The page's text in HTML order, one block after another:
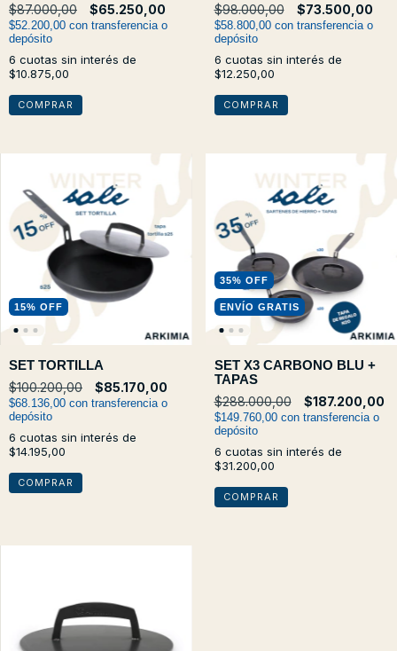
$87.000,00
$65.250,00
$52.200,00 con transferencia o
depósito
6 cuotas sin interés de
$10.875,00
$98.000,00
$73.500,00
$58.800,00 con transferencia o
depósito
6 cuotas sin interés de
$12.250,00
15% OFF
SET TORTILLA
$100.200,00
$85.170,00
$68.136,00 con transferencia o
depósito
6 cuotas sin interés de
$14.195,00
35% OFF
ENVÍO GRATIS
SET X3 CARBONO BLU +
TAPAS
$288.000,00
$187.200,00
$149.760,00 con transferencia o
depósito
6 cuotas sin interés de
$31.200,00